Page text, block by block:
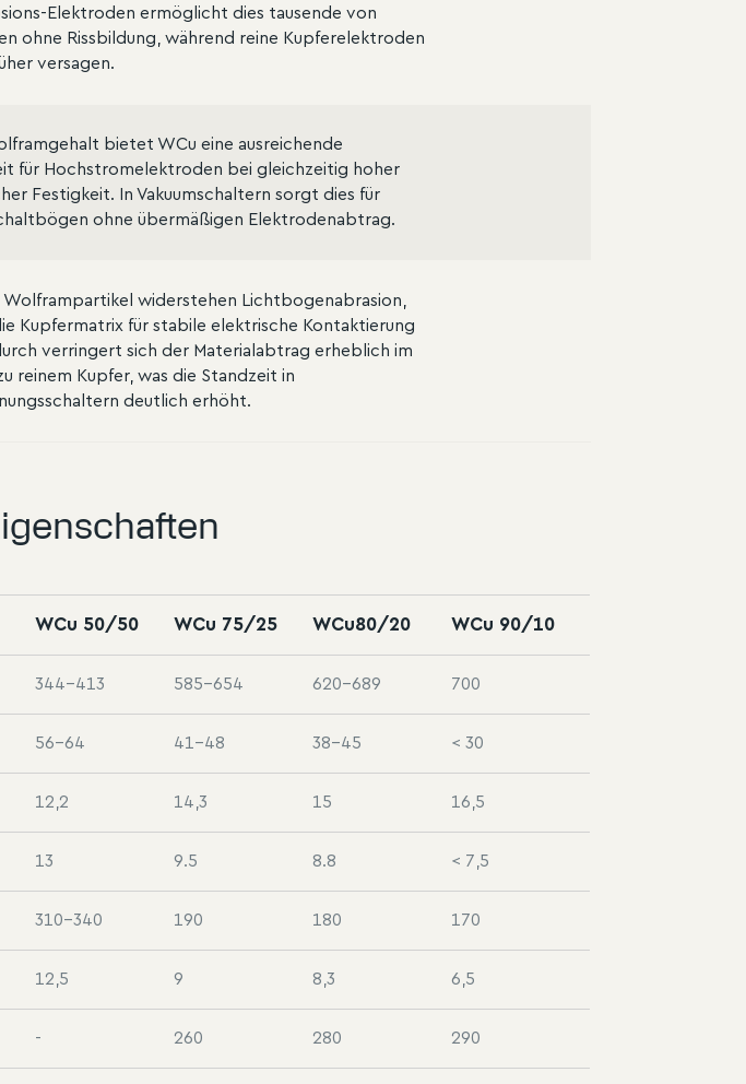
Elektroden ermöglicht dies tausende von
ohne Rissbildung, während reine Kupferelektroden
versagen.
bietet WCu eine ausreichende
für Hochstromelektroden bei gleichzeitig hoher
Festigkeit. In Vakuumschaltern sorgt dies für
ohne übermäßigen Elektrodenabtrag.
Wolframpartikel widerstehen Lichtbogenabrasion,
Kupfermatrix für stabile elektrische Kontaktierung
verringert sich der Materialabtrag erheblich im
reinem Kupfer, was die Standzeit in
deutlich erhöht.
WCu 50/50 WCu 75/25 WCu80/20 WCu 90/10
344–413 585–654 620–689 700
56–64 41–48 38–45 < 30
12,2 14,3 15 16,5
13 9.5 8.8 < 7,5
310–340 190 180 170
12,5 9 8,3 6,5
- 260 280 290